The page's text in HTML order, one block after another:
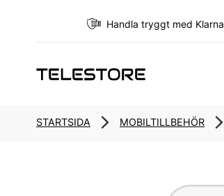
Handla tryggt med Klarna
STARTSIDA MOBILTILLBEHÖR